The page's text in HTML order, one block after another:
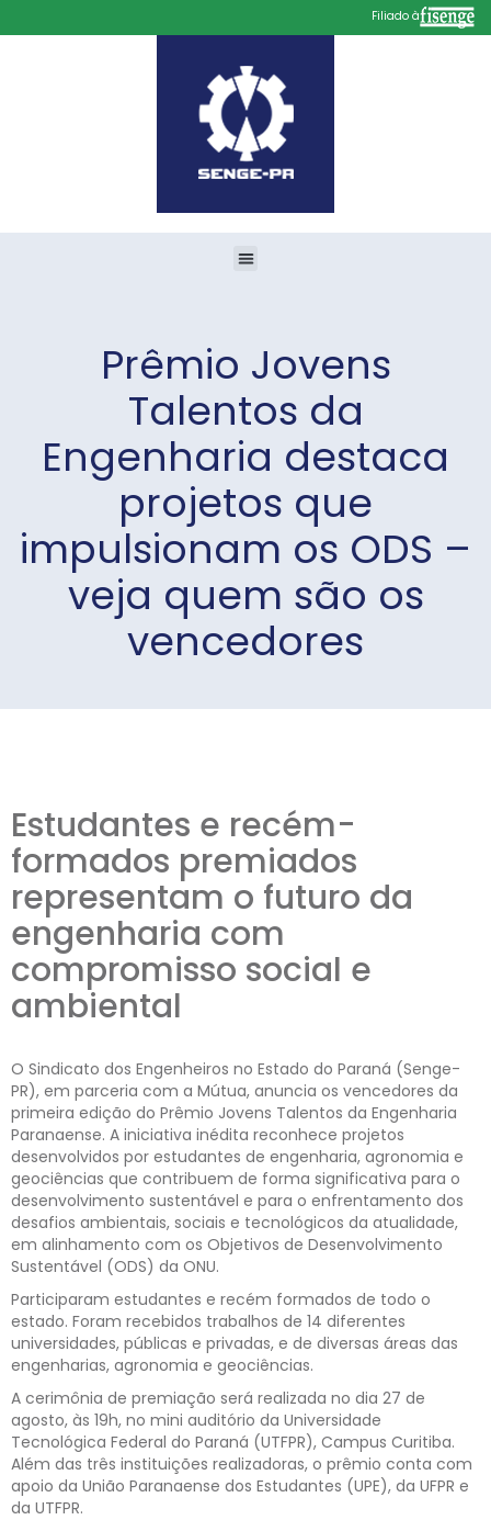
Filiado à
Prêmio Jovens
Talentos da
Engenharia destaca
projetos que
impulsionam os ODS –
veja quem são os
vencedores
Estudantes e recém-
formados premiados
representam o futuro da
engenharia com
compromisso social e
ambiental
O Sindicato dos Engenheiros no Estado do Paraná (Senge-
PR), em parceria com a Mútua, anuncia os vencedores da
primeira edição do Prêmio Jovens Talentos da Engenharia
Paranaense. A iniciativa inédita reconhece projetos
desenvolvidos por estudantes de engenharia, agronomia e
geociências que contribuem de forma significativa para o
desenvolvimento sustentável e para o enfrentamento dos
desafios ambientais, sociais e tecnológicos da atualidade,
em alinhamento com os Objetivos de Desenvolvimento
Sustentável (ODS) da ONU.
Participaram estudantes e recém formados de todo o
estado. Foram recebidos trabalhos de 14 diferentes
universidades, públicas e privadas, e de diversas áreas das
engenharias, agronomia e geociências.
A cerimônia de premiação será realizada no dia 27 de
agosto, às 19h, no mini auditório da Universidade
Tecnológica Federal do Paraná (UTFPR), Campus Curitiba.
Além das três instituições realizadoras, o prêmio conta com
apoio da União Paranaense dos Estudantes (UPE), da UFPR e
da UTFPR.